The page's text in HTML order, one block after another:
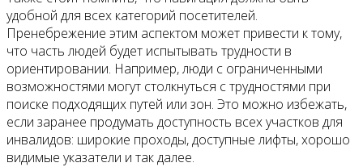
удобной для всех категорий посетителей.
Пренебрежение этим аспектом может привести к тому,
что часть людей будет испытывать трудности в
ориентировании. Например, люди с ограниченными
возможностями могут столкнуться с трудностями при
поиске подходящих путей или зон. Это можно избежать,
если заранее продумать доступность всех участков для
инвалидов: широкие проходы, доступные лифты, хорошо
видимые указатели и так далее.